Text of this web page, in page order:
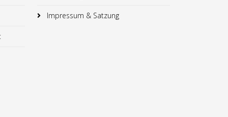
Impressum & Satzung